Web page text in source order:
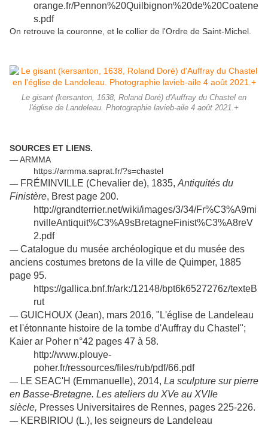
orange.fr/Pennon%20Quilbignon%20de%20Coatene
s.pdf
On retrouve la couronne, et le collier de l'Ordre de Saint-Michel.
Le gisant (kersanton, 1638, Roland Doré) d'Auffray du Chastel en
l'église de Landeleau. Photographie lavieb-aile 4 août 2021.+
SOURCES ET LIENS.
— ARMMA
https://armma.saprat.fr/?s=chastel
— FRÉMINVILLE (Chevalier de), 1835, Antiquités du
Finistère, Brest page 200.
http://grandterrier.net/wiki/images/3/34/Fr%C3%A9mi
nvilleAntiquit%C3%A9sBretagneFinist%C3%A8reV
2.pdf
— Catalogue du musée archéologique et du musée des
anciens costumes bretons de la ville de Quimper, 1885
page 95.
https://gallica.bnf.fr/ark:/12148/bpt6k6527276z/texteB
rut
— GUICHOUX (Jean), mars 2016, "L'église de Landeleau
et l'étonnante histoire de la tombe d'Auffray du Chastel";
Kaier ar Poher n°42 pages 47 à 58.
http://www.plouye-
poher.fr/ressources/files/rub/pdf/66.pdf
— LE SEAC'H (Emmanuelle), 2014, La sculpture sur pierre
en Basse-Bretagne. Les ateliers du XVe au XVIIe
siècle, Presses Universitaires de Rennes, pages 225-226.
— KERBIRIOU (L.), les seigneurs de Landeleau